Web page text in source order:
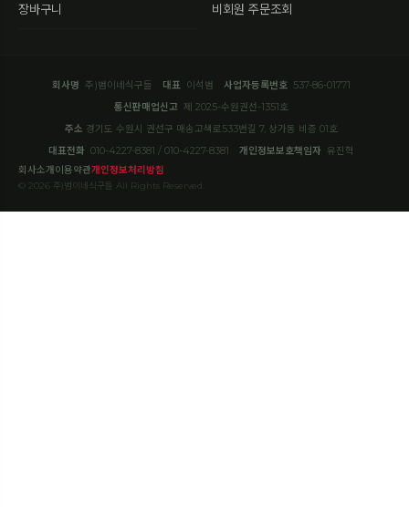
장바구니 비회원 주문조회
회사명 주)범이네식구들 대표 이석범 사업자등록번호 537-86-01771
통신판매업신고 제 2025-수원권선-1351호
주소 경기도 수원시 권선구 매송고색로533번길 7, 상가동 비층 01호
대표전화 010-4227-8381 / 010-4227-8381 개인정보보호책임자 유진혁
회사소개 이용약관개인정보처리방침
© 2026 주)범이네식구들 All Rights Reserved.